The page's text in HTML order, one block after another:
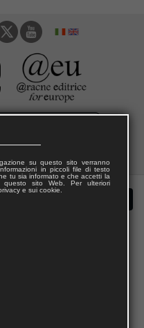
su questo sito verranno
in piccoli file di testo
tu sia informato e che accetti la
sito Web. Per ulteriori
e sui cookie.